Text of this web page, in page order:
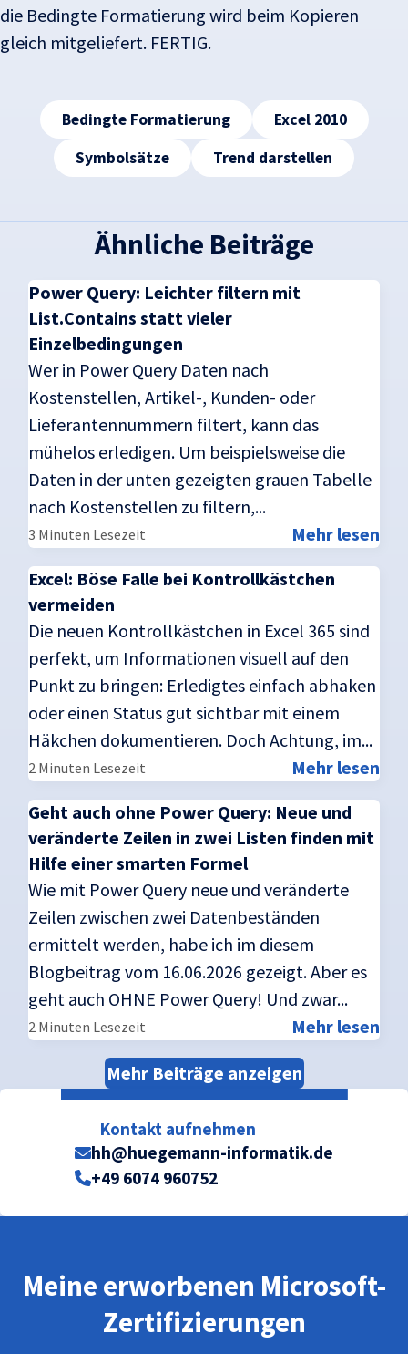
die Bedingte Formatierung wird beim Kopieren
gleich mitgeliefert. FERTIG.
Bedingte Formatierung
Excel 2010
Symbolsätze
Trend darstellen
Ähnliche Beiträge
Power Query: Leichter filtern mit
List.Contains statt vieler
Einzelbedingungen
Wer in Power Query Daten nach
Kostenstellen, Artikel-, Kunden- oder
Lieferantennummern filtert, kann das
mühelos erledigen. Um beispielsweise die
Daten in der unten gezeigten grauen Tabelle
nach Kostenstellen zu filtern,...
3 Minuten Lesezeit
Mehr lesen
Excel: Böse Falle bei Kontrollkästchen
vermeiden
Die neuen Kontrollkästchen in Excel 365 sind
perfekt, um Informationen visuell auf den
Punkt zu bringen: Erledigtes einfach abhaken
oder einen Status gut sichtbar mit einem
Häkchen dokumentieren. Doch Achtung, im...
2 Minuten Lesezeit
Mehr lesen
Geht auch ohne Power Query: Neue und
veränderte Zeilen in zwei Listen finden mit
Hilfe einer smarten Formel
Wie mit Power Query neue und veränderte
Zeilen zwischen zwei Datenbeständen
ermittelt werden, habe ich im diesem
Blogbeitrag vom 16.06.2026 gezeigt. Aber es
geht auch OHNE Power Query! Und zwar...
2 Minuten Lesezeit Mehr lesen
Mehr Beiträge anzeigen
Kontakt aufnehmen
hh@huegemann-informatik.de
+49 6074 960752
Meine erworbenen Microsoft-
Zertifizierungen